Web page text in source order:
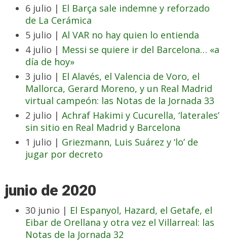
6 julio | El Barça sale indemne y reforzado
de La Cerámica
5 julio | Al VAR no hay quien lo entienda
4 julio | Messi se quiere ir del Barcelona… «a
día de hoy»
3 julio | El Alavés, el Valencia de Voro, el
Mallorca, Gerard Moreno, y un Real Madrid
virtual campeón: las Notas de la Jornada 33
2 julio | Achraf Hakimi y Cucurella, ‘laterales’
sin sitio en Real Madrid y Barcelona
1 julio | Griezmann, Luis Suárez y ‘lo’ de
jugar por decreto
junio de 2020
30 junio | El Espanyol, Hazard, el Getafe, el
Eibar de Orellana y otra vez el Villarreal: las
Notas de la Jornada 32